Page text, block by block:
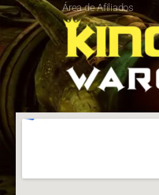
Área de Afiliados